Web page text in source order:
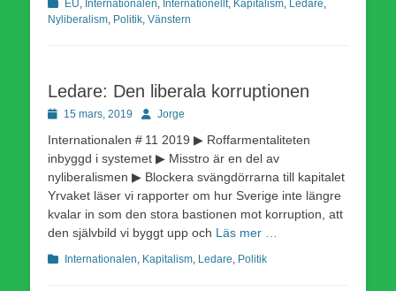
Kategorier
EU, Internationalen, Internationellt, Kapitalism, Ledare,
Nyliberalism, Politik, Vänstern
Ledare: Den liberala korruptionen
Publicerad
15 mars, 2019 Författare
Jorge
Internationalen # 11 2019 ▶ Roffarmentaliteten
inbyggd i systemet ▶ Misstro är en del av
nyliberalismen ▶ Blockera svängdörrarna till kapitalet
Yrvaket läser vi rapporter om hur Sverige inte längre
kvalar in som den stora bastionen mot korruption, att
den självbild vi byggt upp och Läs mer …
Kategorier
Internationalen, Kapitalism, Ledare, Politik